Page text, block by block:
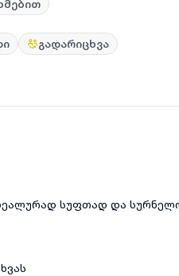
გადარიცხვა
სუფთად და